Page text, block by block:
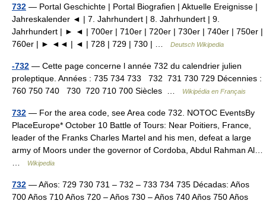
732 — Portal Geschichte | Portal Biografien | Aktuelle Ereignisse |
Jahreskalender ◄ | 7. Jahrhundert | 8. Jahrhundert | 9.
Jahrhundert | ► ◄ | 700er | 710er | 720er | 730er | 740er | 750er |
760er | ► ◄◄ | ◄ | 728 | 729 | 730 | …
Deutsch Wikipedia
-732 — Cette page concerne l année 732 du calendrier julien
proleptique. Années : 735 734 733 732 731 730 729 Décennies :
760 750 740 730 720 710 700 Siècles …
Wikipédia en Français
732 — For the area code, see Area code 732. NOTOC EventsBy
PlaceEurope* October 10 Battle of Tours: Near Poitiers, France,
leader of the Franks Charles Martel and his men, defeat a large
army of Moors under the governor of Cordoba, Abdul Rahman Al…
Wikipedia
732 — Años: 729 730 731 – 732 – 733 734 735 Décadas: Años
700 Años 710 Años 720 – Años 730 – Años 740 Años 750 Años